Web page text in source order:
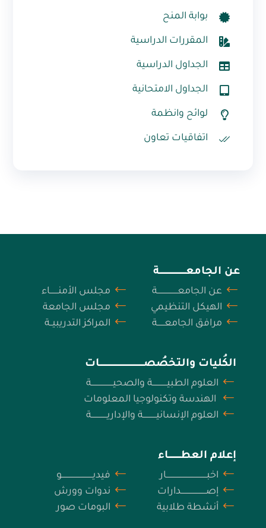
بوابة المنح
المقررات الدراسية
الجداول الدراسية
الجداول الامتحانية
لوائح وانظمة
اتفاقيات تعاون
عن الجامعــــــــــــــــــــــة
عن الجامعـــــــــــــــــة
مجلس الأمنـــــــاء
الهيكل التنظيمي
مجلس الجامعة
مرافق الجامعــــــة
المراكز التدريبيــة
الكُليات والتخصُصـــــــــــــــــــــــــــــــــــــات
العلوم الطبيــــــــــــة والصحيــــــــــــــــــة
الهندسة وتكنولوجيا المعلومات
العلوم الإنسانيـــــــــــة والإداريـــــــــــــة
إعلام العطــــــــــاء
اخبــــــــــــــــــــــــــــــــــار
فيديــــــــــــــــــــــــــو
إصـــــــــــــــــــــدارات
ندوات وورش
أنشطة طلابية
البومات صور